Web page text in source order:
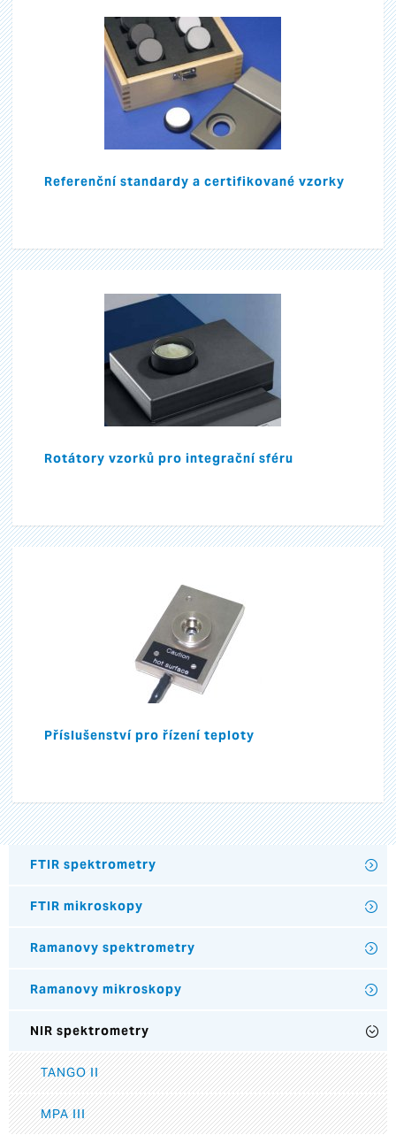
Referenční standardy a certifikované vzorky
Rotátory vzorků pro integrační sféru
Příslušenství pro řízení teploty
FTIR spektrometry
FTIR mikroskopy
Ramanovy spektrometry
Ramanovy mikroskopy
NIR spektrometry
TANGO II
MPA III